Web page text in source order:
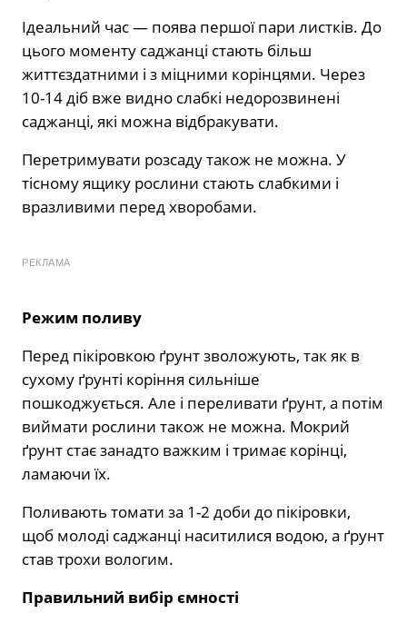
Ідеальний час — поява першої пари листків. До
цього моменту саджанці стають більш
життєздатними і з міцними корінцями. Через
10-14 діб вже видно слабкі недорозвинені
саджанці, які можна відбракувати.
Перетримувати розсаду також не можна. У
тісному ящику рослини стають слабкими і
вразливими перед хворобами.
РЕКЛАМА
Режим поливу
Перед пікіровкою ґрунт зволожують, так як в
сухому ґрунті коріння сильніше
пошкоджується. Але і переливати ґрунт, а потім
виймати рослини також не можна. Мокрий
ґрунт стає занадто важким і тримає корінці,
ламаючи їх.
Поливають томати за 1-2 доби до пікіровки,
щоб молоді саджанці наситилися водою, а ґрунт
став трохи вологим.
Правильний вибір ємності